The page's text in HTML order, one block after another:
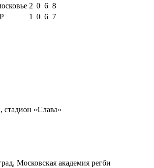
2 0 6 8
1 0 6 7
стадион «Слава»
Московская академия регби